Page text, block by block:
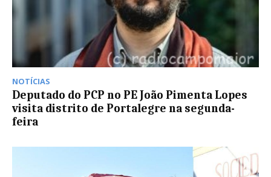
NOTÍCIAS
Deputado do PCP no PE João Pimenta Lopes
visita distrito de Portalegre na segunda-
feira